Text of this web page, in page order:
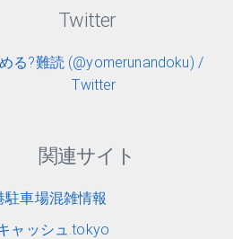
Twitter
る?難読 (@yomerunandoku) /
Twitter
関連サイト
駐車場混雑情報
ャッシュ.tokyo